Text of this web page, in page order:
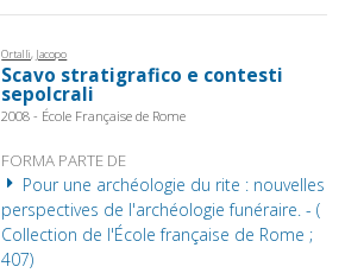
Ortalli, Jacopo
Scavo stratigrafico e contesti
sepolcrali
2008 - École Française de Rome
FORMA PARTE DE
Pour une archéologie du rite : nouvelles
perspectives de l'archéologie funéraire. - (
Collection de l'École française de Rome ;
407)